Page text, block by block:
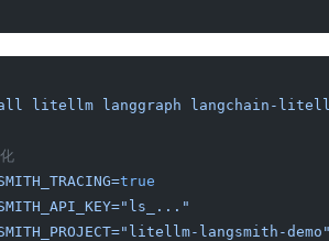
litellm langgraph langchain-
true
langsmith-demo"